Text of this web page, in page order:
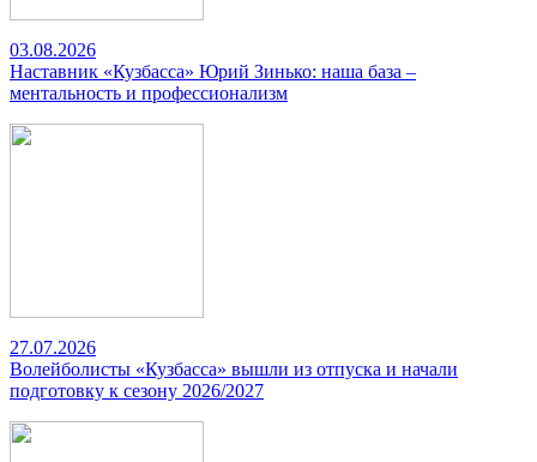
03.08.2026
Наставник «Кузбасса» Юрий Зинько: наша база –
ментальность и профессионализм
27.07.2026
Волейболисты «Кузбасса» вышли из отпуска и начали
подготовку к сезону 2026/2027